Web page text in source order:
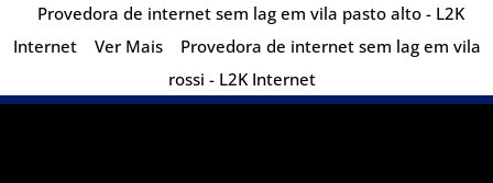
Provedora de internet sem lag em vila pasto alto - L2K
Internet
Ver Mais
Provedora de internet sem lag em vila
rossi - L2K Internet